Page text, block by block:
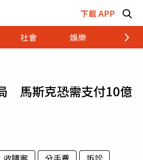
下載 APP
社會 娛樂 財經
馬斯克恐需支付10億